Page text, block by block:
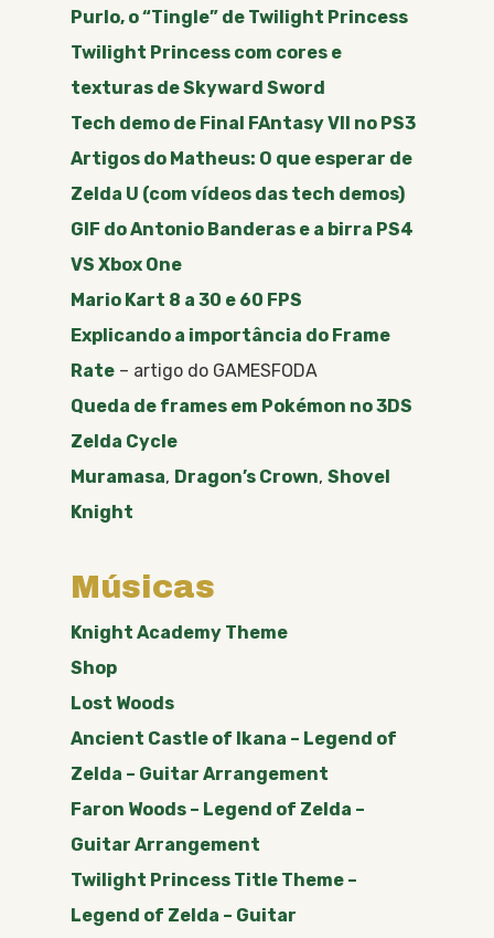
Purlo, o “Tingle” de Twilight Princess
Twilight Princess com cores e
texturas de Skyward Sword
Tech demo de Final FAntasy VII no PS3
Artigos do Matheus: O que esperar de
Zelda U (com vídeos das tech demos)
GIF do Antonio Banderas e a birra PS4
VS Xbox One
Mario Kart 8 a 30 e 60 FPS
Explicando a importância do Frame
Rate – artigo do GAMESFODA
Queda de frames em Pokémon no 3DS
Zelda Cycle
Muramasa, Dragon’s Crown,Shovel
Knight
Músicas
Knight Academy Theme
Shop
Lost Woods
Ancient Castle of Ikana – Legend of
Zelda – Guitar Arrangement
Faron Woods – Legend of Zelda –
Guitar Arrangement
Twilight Princess Title Theme –
Legend of Zelda – Guitar